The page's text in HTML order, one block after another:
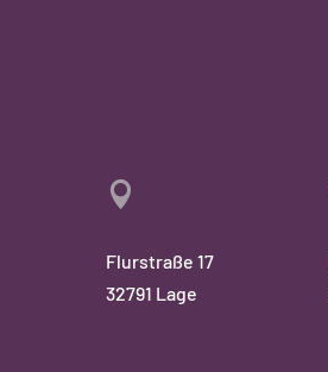

Flurstraße 17
32791 Lage